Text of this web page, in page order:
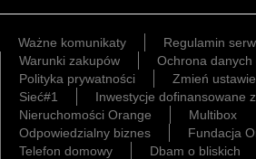
Ważne komunikaty
Regulamin
Warunki zakupów
Ochrona danych
Polityka prywatności
Zmień
Sieć#1
Inwestycje dofinansowane
Nieruchomości Orange
Multibox
Odpowiedzialny biznes
Fundacja
Telefon domowy
Dbam o bliskich